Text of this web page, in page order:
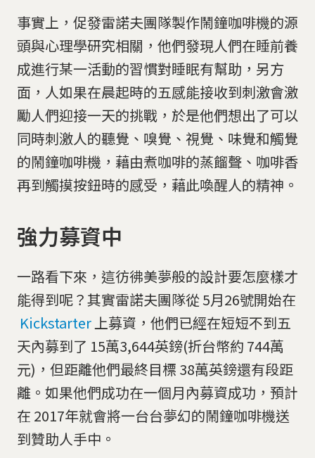
事實上，促發雷諾夫團隊製作鬧鐘咖啡機的源
頭與心理學研究相關，他們發現人們在睡前養
成進行某一活動的習慣對睡眠有幫助，另方
面，人如果在晨起時的五感能接收到刺激會激
勵人們迎接一天的挑戰，於是他們想出了可以
同時刺激人的聽覺、嗅覺、視覺、味覺和觸覺
的鬧鐘咖啡機，藉由煮咖啡的蒸餾聲、咖啡香
再到觸摸按鈕時的感受，藉此喚醒人的精神。
強力募資中
一路看下來，這彷彿美夢般的設計要怎麼樣才
能得到呢？其實雷諾夫團隊從 5月26號開始在
Kickstarter上募資，他們已經在短短不到五
天內募到了 15萬3,644英鎊(折台幣約 744萬
元)，但距離他們最終目標 38萬英鎊還有段距
離。如果他們成功在一個月內募資成功，預計
在 2017年就會將一台台夢幻的鬧鐘咖啡機送
到贊助人手中。